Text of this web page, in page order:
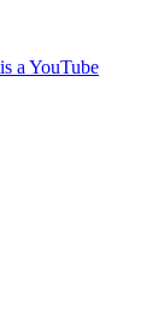
a YouTube